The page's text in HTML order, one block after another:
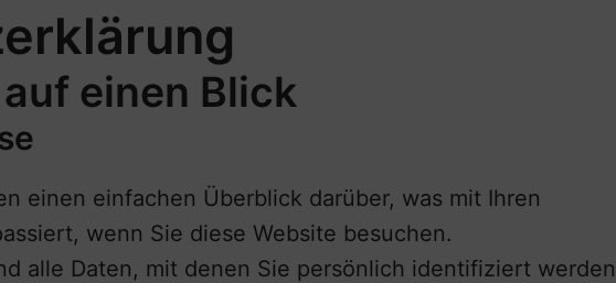
einen Blick
einen einfachen Überblick darüber, was mit Ihren
wenn Sie diese Website besuchen.
alle Daten, mit denen Sie persönlich identifiziert werden